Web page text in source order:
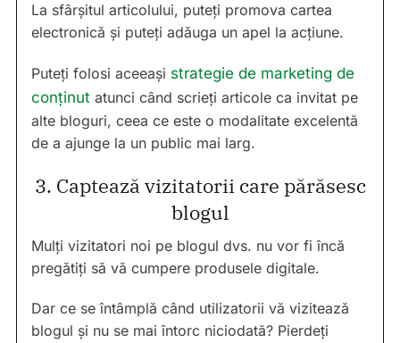
La sfârșitul articolului, puteți promova cartea
electronică și puteți adăuga un apel la acțiune.
Puteți folosi aceeași strategie de marketing de
conținut atunci când scrieți articole ca invitat pe
alte bloguri, ceea ce este o modalitate excelentă
de a ajunge la un public mai larg.
3. Captează vizitatorii care părăsesc
blogul
Mulți vizitatori noi pe blogul dvs. nu vor fi încă
pregătiți să vă cumpere produsele digitale.
Dar ce se întâmplă când utilizatorii vă vizitează
blogul și nu se mai întorc niciodată? Pierdeți